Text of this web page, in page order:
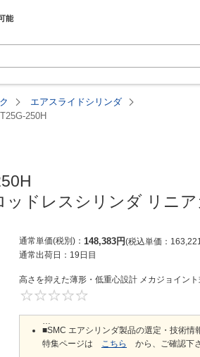
エアスライドシリンダ
250H
ッドレスシリンダ リニ
通常単価(税別) 148,383円 税込単価 163,221
通常出荷日： 19日目
高さを抑えた薄形・低重心設計 メカジョイン
■SMC エアシリンダ製品の選定・技術情
特集ページは こちら から、ご確認下さ